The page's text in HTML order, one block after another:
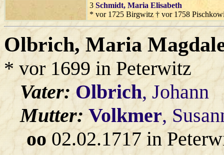
3 Schmidt, Maria Elisabeth
* vor 1725 Birgwitz † vor 1758
Olbrich, Maria
* vor 1699 in Peterwitz
Vater:Olbrich, Johann
Mutter: Volkmer,
oo02.02.1717 in